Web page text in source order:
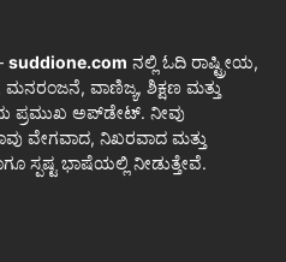
suddione.com ನಲ್ಲಿ ಓದಿ ರಾಷ್ಟ್ರೀಯ,
ವಾಣಿಜ್ಯ, ಶಿಕ್ಷಣ ಮತ್ತು
ಪ್ರಮುಖ ಅಪ್‌ಡೇಟ್. ನೀವು
ವೇಗವಾದ, ನಿಖರವಾದ ಮತ್ತು
ಸ್ಪಷ್ಟ ಭಾಷೆಯಲ್ಲಿ ನೀಡುತ್ತೇವೆ.